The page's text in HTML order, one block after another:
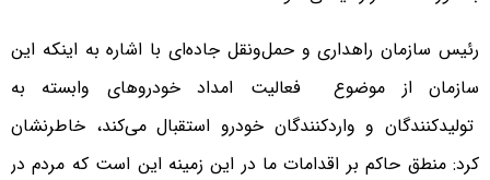
رئیس سازمان راهداری و حمل‌ونقل جاده‌ای با اشاره به اینکه این
سازمان از موضوع فعالیت امداد خودروهای وابسته به
تولیدکنندگان و واردکنندگان خودرو استقبال می‌کند، خاطرنشان
کرد: منطق حاکم بر اقدامات ما در این زمینه این است که مردم در